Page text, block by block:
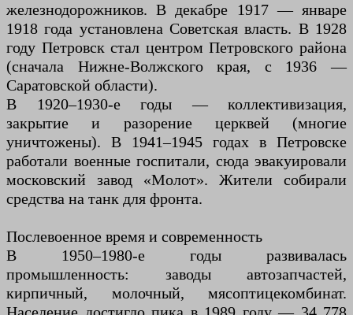
железнодорожников. В декабре 1917 — январе
1918 года установлена Советская власть. В 1928
году Петровск стал центром Петровского района
(сначала Нижне-Волжского края, с 1936 —
Саратовской области).
В 1920–1930-е годы — коллективизация,
закрытие и разорение церквей (многие
уничтожены). В 1941–1945 годах в Петровске
работали военные госпитали, сюда эвакуировали
московский завод «Молот». Жители собирали
средства на танк для фронта.
Послевоенное время и современность
В 1950–1980-е годы развивалась
промышленность: заводы автозапчастей,
кирпичный, молочный, мясоптицекомбинат.